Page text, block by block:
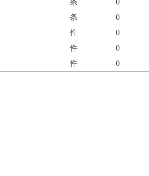
条 0
件 0
件 0
件 0